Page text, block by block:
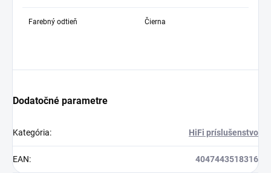
Farebný odtieň Čierna
Dodatočné parametre
Kategória: HiFi príslušenstvo
EAN: 4047443518316